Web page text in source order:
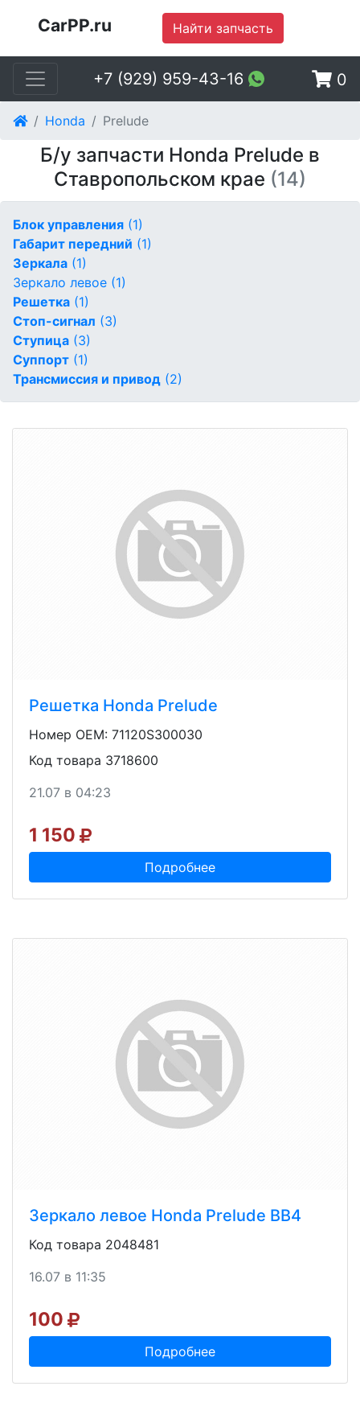
CarPP.ru Найти запчасть
+7 (929) 959-43-16 0
Honda Prelude
Б/у запчасти Honda Prelude в
Ставропольском крае (14)
Блок управления (1)
Габарит передний (1)
Зеркала (1)
Зеркало левое (1)
Решетка (1)
Стоп-сигнал (3)
Ступица (3)
Суппорт (1)
Трансмиссия и привод (2)
Решетка Honda Prelude
Номер OEM: 71120S300030
Код товара 3718600
21.07 в 04:23
1 150
Подробнее
Зеркало левое Honda Prelude BB4
Код товара 2048481
16.07 в 11:35
100
Подробнее